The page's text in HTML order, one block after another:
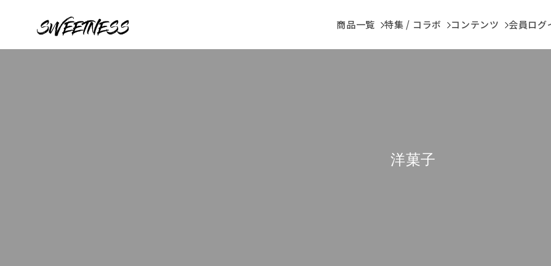
商品一覧 特集 / コラボ コンテンツ 会員ログ
洋菓子